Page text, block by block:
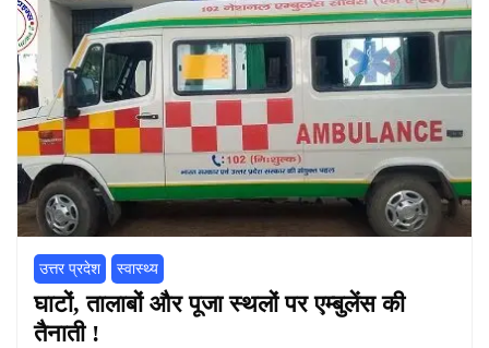
उत्तर प्रदेश स्वास्थ्य
घाटों, तालाबों और पूजा स्थलों पर एम्बुलेंस की
तैनाती !